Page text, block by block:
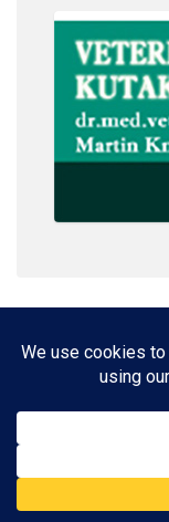
IMPRESSUM